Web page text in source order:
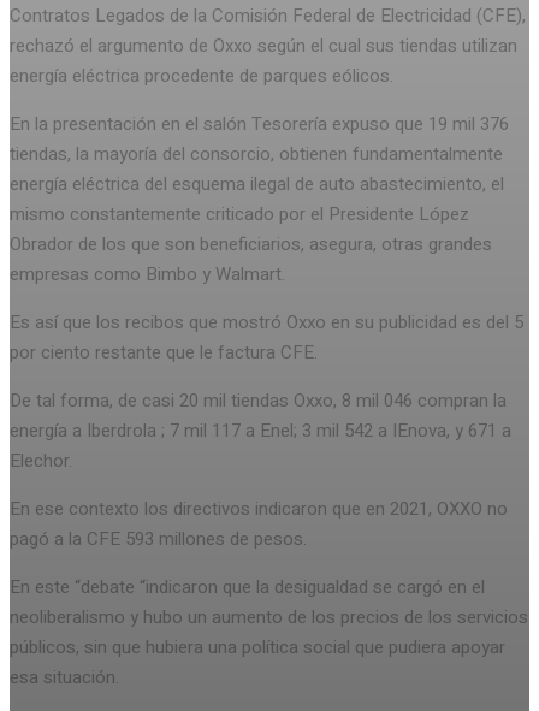
Contratos Legados de la Comisión Federal de Electricidad (CFE),
rechazó el argumento de Oxxo según el cual sus tiendas utilizan
energía eléctrica procedente de parques eólicos.
En la presentación en el salón Tesorería expuso que 19 mil 376
tiendas, la mayoría del consorcio, obtienen fundamentalmente
energía eléctrica del esquema ilegal de auto abastecimiento, el
mismo constantemente criticado por el Presidente López
Obrador de los que son beneficiarios, asegura, otras grandes
empresas como Bimbo y Walmart.
Es así que los recibos que mostró Oxxo en su publicidad es del 5
por ciento restante que le factura CFE.
De tal forma, de casi 20 mil tiendas Oxxo, 8 mil 046 compran la
energía a Iberdrola ; 7 mil 117 a Enel; 3 mil 542 a IEnova, y 671 a
Elechor.
En ese contexto los directivos indicaron que en 2021, OXXO no
pagó a la CFE 593 millones de pesos.
En este “debate “indicaron que la desigualdad se cargó en el
neoliberalismo y hubo un aumento de los precios de los servicios
públicos, sin que hubiera una política social que pudiera apoyar
esa situación.